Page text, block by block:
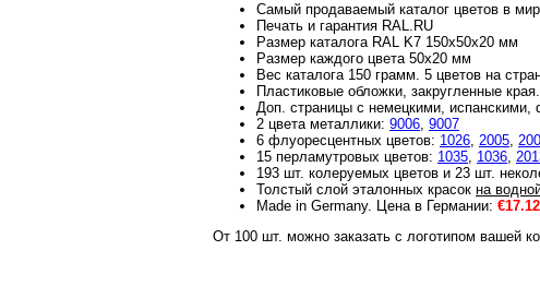
Самый продаваемый каталог цветов в
Печать и гарантия RAL.RU
Размер каталога RAL K7 150х50х20 мм
Размер каждого цвета 50х20 мм
Вес каталога 150 грамм. 5 цветов на
Пластиковые обложки, закругленные края.
Доп. страницы с немецкими, испанскими,
2 цвета металлики: 9006, 9007
6 флуоресцентных цветов: 1026, 2005,
15 перламутровых цветов: 1035, 1036,
193 шт. колеруемых цветов и 23 шт.
Толстый слой эталонных красок на
Made in Germany. Цена в Германии: €17.12
От 100 шт. можно заказать с логотипом вашей